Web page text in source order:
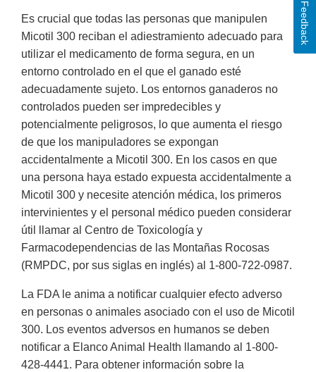
Es crucial que todas las personas que manipulen
Micotil 300 reciban el adiestramiento adecuado para
utilizar el medicamento de forma segura, en un
entorno controlado en el que el ganado esté
adecuadamente sujeto. Los entornos ganaderos no
controlados pueden ser impredecibles y
potencialmente peligrosos, lo que aumenta el riesgo
de que los manipuladores se expongan
accidentalmente a Micotil 300. En los casos en que
una persona haya estado expuesta accidentalmente a
Micotil 300 y necesite atención médica, los primeros
intervinientes y el personal médico pueden considerar
útil llamar al Centro de Toxicología y
Farmacodependencias de las Montañas Rocosas
(RMPDC, por sus siglas en inglés) al 1-800-722-0987.
La FDA le anima a notificar cualquier efecto adverso
en personas o animales asociado con el uso de Micotil
300. Los eventos adversos en humanos se deben
notificar a Elanco Animal Health llamando al 1-800-
428-4441. Para obtener información sobre la
Feedback